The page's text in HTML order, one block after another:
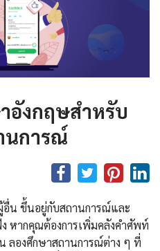
อังกฤษสำหรับ
นการณ์
อื่น ขึ้นอยู่กับสถานการณ์และ
หากคุณต้องการเพิ่มคลังคำศัพท์
ลองศึกษาสถานการณ์ต่าง ๆ ที่